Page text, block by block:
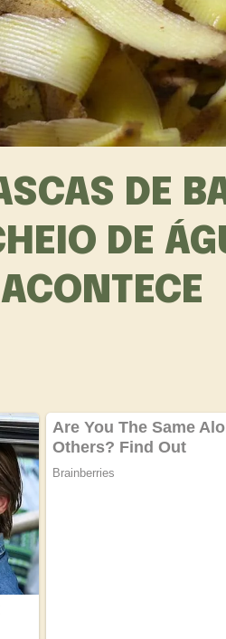
DE
DE